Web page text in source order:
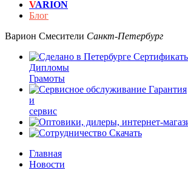
VARION
Блог
Варион Смесители Санкт-Петербург
Дипломы
Грамоты
Гарантия
и
сервис
Скачать
Главная
Новости